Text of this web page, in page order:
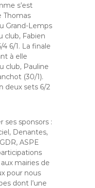
s’est
Thomas
Grand-Lemps
club, Fabien
6/1. La finale
à elle
club, Pauline
(30/1).
deux sets 6/2
ses sponsors :
Denantes,
ASPE
mairies de
pour nous
dont l’une